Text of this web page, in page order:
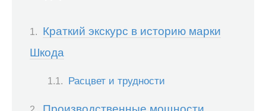
Краткий экскурс в историю марки
Шкода
Расцвет и трудности